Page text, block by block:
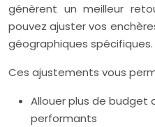
génèrent un meilleur
pouvez ajuster vos
géographiques spécifiques.
Ces ajustements vous
Allouer plus de budget
performants